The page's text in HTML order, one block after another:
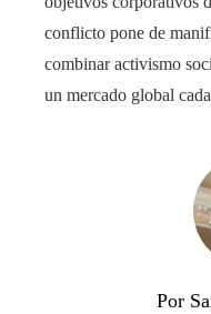
conflicto pone de
combinar activismo
un mercado global
Por